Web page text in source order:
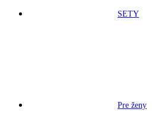
SETY
Pre ženy